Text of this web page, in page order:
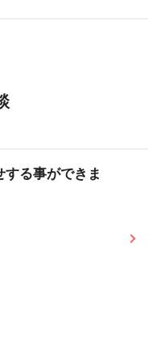
る事ができま